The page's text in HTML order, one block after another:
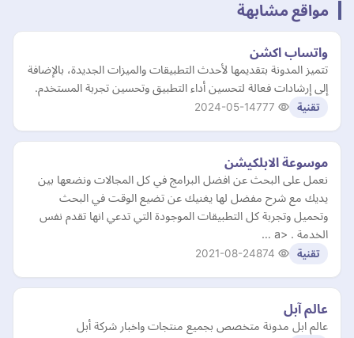
مواقع مشابهة
واتساب اكشن
تتميز المدونة بتقديمها لأحدث التطبيقات والميزات الجديدة، بالإضافة
إلى إرشادات فعالة لتحسين أداء التطبيق وتحسين تجربة المستخدم.
تقنية 2024-05-14
موسوعة الابلكيشن
نعمل على البحث عن افضل البرامج في كل المجالات ونضعها بين
يديك مع شرح مفضل لها يغنيك عن تضيع الوقت في البحث
وتحميل وتجربة كل التطبيقات الموجودة التي تدعي انها تقدم نفس
الخدمة . <a …
تقنية 2021-08-24
عالم آبل
عالم ابل مدونة متخصص بجميع منتجات واخبار شركة أبل